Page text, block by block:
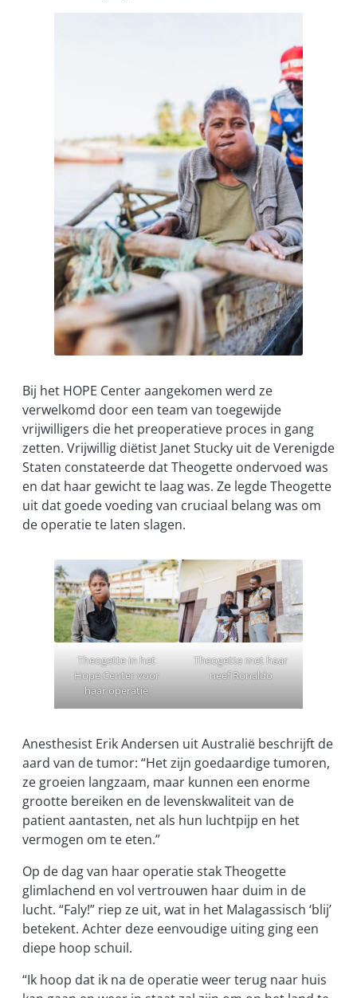
Bij het HOPE Center aangekomen werd ze
verwelkomd door een team van toegewijde
vrijwilligers die het preoperatieve proces in gang
zetten. Vrijwillig diëtist Janet Stucky uit de Verenigde
Staten constateerde dat Theogette ondervoed was
en dat haar gewicht te laag was. Ze legde Theogette
uit dat goede voeding van cruciaal belang was om
de operatie te laten slagen.
Theogette in het
Hope Center voor
haar operatie
Theogette met haar
neef Ronaldo
Anesthesist Erik Andersen uit Australië beschrijft de
aard van de tumor: “Het zijn goedaardige tumoren,
ze groeien langzaam, maar kunnen een enorme
grootte bereiken en de levenskwaliteit van de
patient aantasten, net als hun luchtpijp en het
vermogen om te eten.”
Op de dag van haar operatie stak Theogette
glimlachend en vol vertrouwen haar duim in de
lucht. “Faly!” riep ze uit, wat in het Malagassisch ‘blij’
betekent. Achter deze eenvoudige uiting ging een
diepe hoop schuil.
“Ik hoop dat ik na de operatie weer terug naar huis